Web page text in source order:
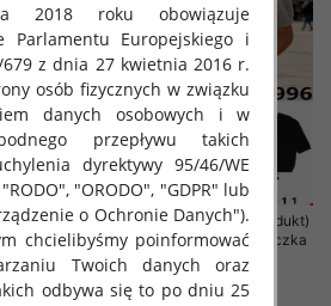
Bluzki damskie (Francja produkt)
Roz S/M-M/L, Mix Kolor Paczka
10 szt
50.00 zł
2018 roku obowiązuje
Parlamentu Europejskiego i
679 z dnia 27 kwietnia 2016 r.
osób fizycznych w związku
danych osobowych i w
przepływu takich
dyrektywy 95/46/WE
"ORODO", "GDPR" lub
o Ochronie Danych").
chcielibyśmy poinformować
Twoich danych oraz
odbywa się to po dniu 25